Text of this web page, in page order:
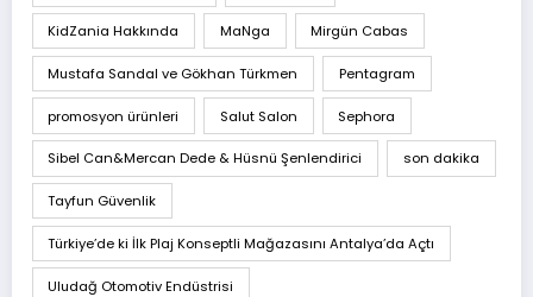
KidZania Hakkında MaNga Mirgün Cabas
Mustafa Sandal ve Gökhan Türkmen Pentagram
promosyon ürünleri Salut Salon Sephora
Sibel Can&Mercan Dede & Hüsnü Şenlendirici son dakika
Tayfun Güvenlik
Türkiye’de ki İlk Plaj Konseptli Mağazasını Antalya’da Açtı
Uludağ Otomotiv Endüstrisi